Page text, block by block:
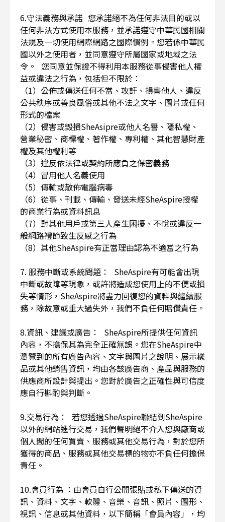
6.守法義務與承諾 您承諾絕不為任何非法目的或以
任何非法方式使用本服務，並承諾遵守中華民國相關
法規及一切使用網際網路之國際慣例。您若係中華民
國以外之使用者，並同意遵守所屬國家或地域之法
令。 您同意並保證不得利用本服務從事侵害他人權
益或違法之行為，包括但不限於：
（1）公佈或傳送任何不當、攻訐、損害他人、違反
公共秩序或善良風俗或其他不法之文字、圖片或任何
形式的檔案
（2）侵害或毀損SheAsipre或他人名譽、隱私權、
營業秘密、商標權、著作權、專利權、其他智慧財產
權及其他權利等
（3）違反依法律或契約所應負之保密義務
（4）冒用他人名義使用
（5）傳輸或散佈電腦病毒
（6）從事、刊載、傳輸、發送未經SheAspire授權
的商業行為或資料訊息
（7）對其他用戶或第三人產生困擾、不悅或違反一
般網路禮節致生反感之行為
（8）其他SheAspire有正當理由認為不適當之行為
7. 服務中斷或系統問題： SheAspire有可能會出現
中斷或故障等現象，或許將造成您使用上的不便或損
失等情形，SheAspire將盡力回復您的資料與繼續服
務，除故意或重大過失外，我們不負任何賠償責任。
8.資訊、建議或廣告： SheAspire所提供任何資訊
內容，不擔保其為完全正確無誤。您在SheAspire中
瀏覽到的所有廣告內容、文字與圖片之說明、展示樣
品或其他銷售資訊，均由各該廣告商、產品與服務的
供應商所設計與提出。您對於廣告之正確性與可信度
應自行斟酌與判斷。
9.交易行為： 若您透過SheAspire聯結到SheAspire
以外的網站進行交易，我們聲明絕不介入您與廠商或
個人間的任何買賣、服務或其他交易行為，對於您所
獲得的商品、服務或其他交易標的物亦不負任何擔保
責任。
10.會員行為 ：由會員自行公開張貼或私下傳送的資
訊、資料、文字、軟體、音樂、音訊、照片、圖形、
視訊、信息或其他資料，以下簡稱「會員內容」，均